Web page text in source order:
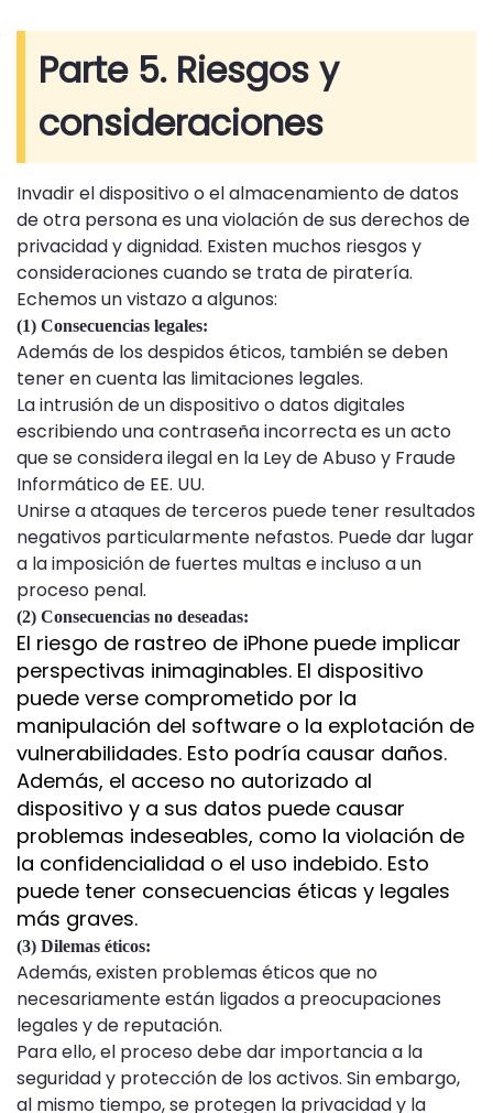
Parte 5. Riesgos y
consideraciones
Invadir el dispositivo o el almacenamiento de datos
de otra persona es una violación de sus derechos de
privacidad y dignidad. Existen muchos riesgos y
consideraciones cuando se trata de piratería.
Echemos un vistazo a algunos:
(1) Consecuencias legales:
Además de los despidos éticos, también se deben
tener en cuenta las limitaciones legales.
La intrusión de un dispositivo o datos digitales
escribiendo una contraseña incorrecta es un acto
que se considera ilegal en la Ley de Abuso y Fraude
Informático de EE. UU.
Unirse a ataques de terceros puede tener resultados
negativos particularmente nefastos. Puede dar lugar
a la imposición de fuertes multas e incluso a un
proceso penal.
(2) Consecuencias no deseadas:
El riesgo de rastreo de iPhone puede implicar
perspectivas inimaginables. El dispositivo
puede verse comprometido por la
manipulación del software o la explotación de
vulnerabilidades. Esto podría causar daños.
Además, el acceso no autorizado al
dispositivo y a sus datos puede causar
problemas indeseables, como la violación de
la confidencialidad o el uso indebido. Esto
puede tener consecuencias éticas y legales
más graves.
(3) Dilemas éticos:
Además, existen problemas éticos que no
necesariamente están ligados a preocupaciones
legales y de reputación.
Para ello, el proceso debe dar importancia a la
seguridad y protección de los activos. Sin embargo,
al mismo tiempo, se protegen la privacidad y la